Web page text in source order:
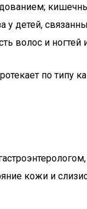
детей,
волос и ногтей
по типу
кожи и